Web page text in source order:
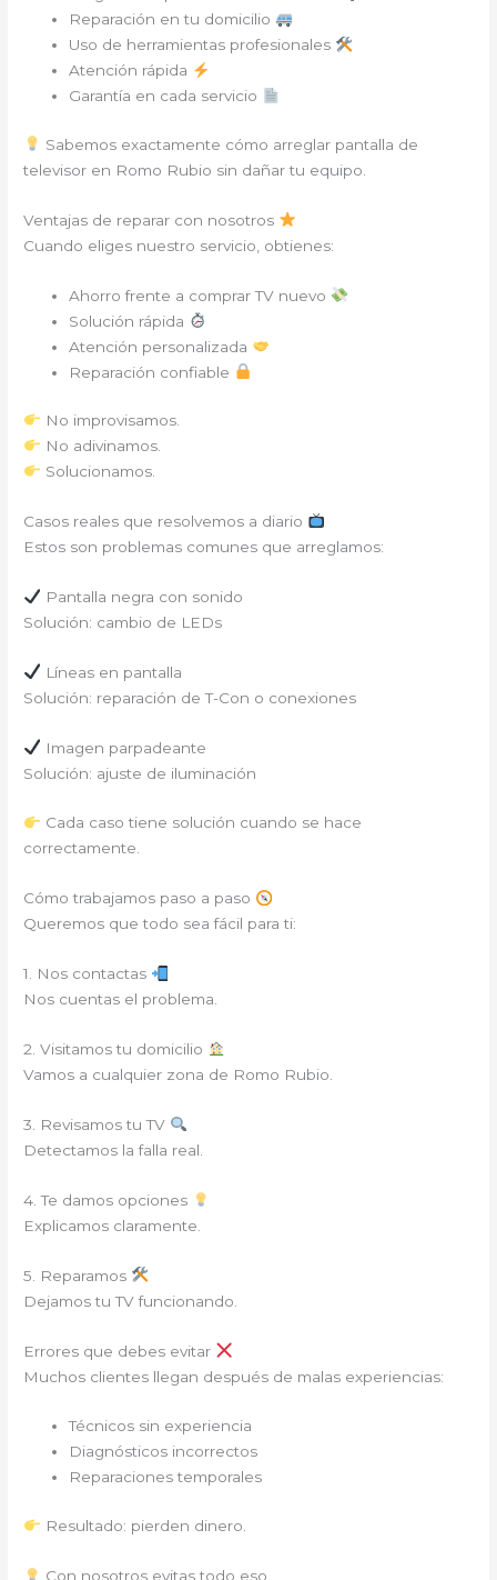
Reparación en tu domicilio
Uso de herramientas profesionales
Atención rápida
Garantía en cada servicio
Sabemos exactamente cómo arreglar pantalla de
televisor en Romo Rubio sin dañar tu equipo.
Ventajas de reparar con nosotros
Cuando eliges nuestro servicio, obtienes:
Ahorro frente a comprar TV nuevo
Solución rápida
Atención personalizada
Reparación confiable
No improvisamos.
No adivinamos.
Solucionamos.
Casos reales que resolvemos a diario
Estos son problemas comunes que arreglamos:
Pantalla negra con sonido
Solución: cambio de LEDs
Líneas en pantalla
Solución: reparación de T-Con o conexiones
Imagen parpadeante
Solución: ajuste de iluminación
Cada caso tiene solución cuando se hace
correctamente.
Cómo trabajamos paso a paso
Queremos que todo sea fácil para ti:
1. Nos contactas
Nos cuentas el problema.
2. Visitamos tu domicilio
Vamos a cualquier zona de Romo Rubio.
3. Revisamos tu TV
Detectamos la falla real.
4. Te damos opciones
Explicamos claramente.
5. Reparamos
Dejamos tu TV funcionando.
Errores que debes evitar
Muchos clientes llegan después de malas experiencias:
Técnicos sin experiencia
Diagnósticos incorrectos
Reparaciones temporales
Resultado: pierden dinero.
Con nosotros evitas todo eso.